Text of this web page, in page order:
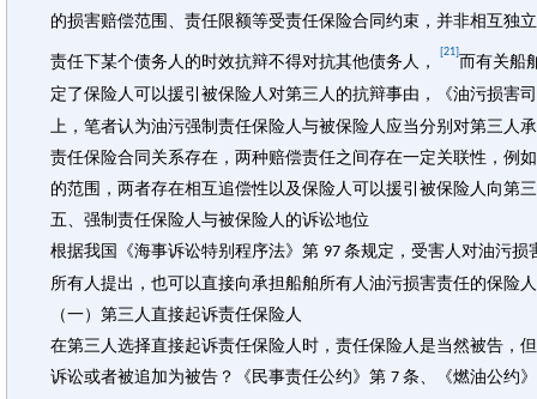
的损害赔偿范围、责任限额等受责任保险合同约束，并非相互独
责任下某个债务人的时效抗辩不得对抗其他债务人，
[21]
而有关船
定了保险人可以援引被保险人对第三人的抗辩事由，《油污损害
上，笔者认为油污强制责任保险人与被保险人应当分别对第三人
责任保险合同关系存在，两种赔偿责任之间存在一定关联性，例
的范围，两者存在相互追偿性以及保险人可以援引被保险人向第
五、强制责任保险人与被保险人的诉讼地位
根据我国《海事诉讼特别程序法》第 97 条规定，受害人对油污损
所有人提出，也可以直接向承担船舶所有人油污损害责任的保险
（一）第三人直接起诉责任保险人
在第三人选择直接起诉责任保险人时，责任保险人是当然被告，
诉讼或者被追加为被告？《民事责任公约》第 7 条、《燃油公约